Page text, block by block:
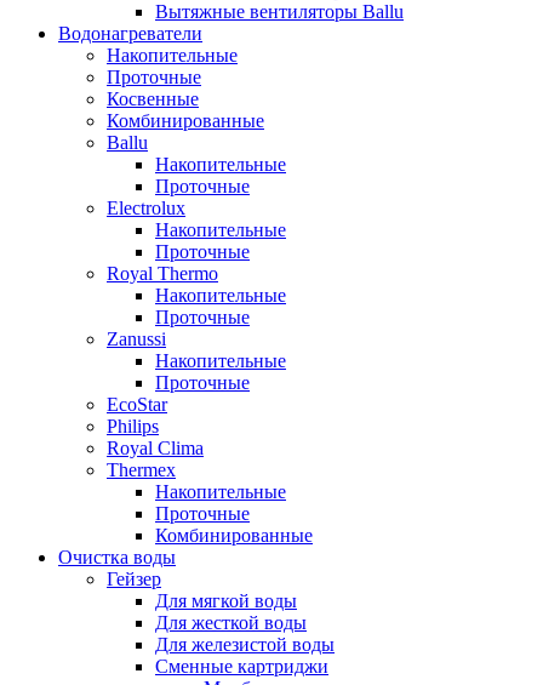
Вытяжные вентиляторы Ballu
Водонагреватели
Накопительные
Проточные
Косвенные
Комбинированные
Ballu
Накопительные
Проточные
Electrolux
Накопительные
Проточные
Royal Thermo
Накопительные
Проточные
Zanussi
Накопительные
Проточные
EcoStar
Philips
Royal Clima
Thermex
Накопительные
Проточные
Комбинированные
Очистка воды
Гейзер
Для мягкой воды
Для жесткой воды
Для железистой воды
Сменные картриджи